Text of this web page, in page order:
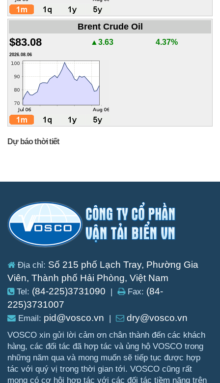
Brent Crude Oil
$83.08 ▲3.63 4.37%
2026.08.06
Dự báo thời tiết
Địa chỉ: Số 215 phố Lạch Tray, Phường Gia
Viên, Thành phố Hải Phòng, Việt Nam
Tel: (84-225)3731090 | Fax: (84-
225)3731007
Email: pid@vosco.vn | dry@vosco.vn
VOSCO xin gửi lời cảm ơn chân thành đến các khách
hàng, các đối tác đã hợp tác và ủng hộ VOSCO trong
những năm qua và mong muốn sẽ tiếp tục được hợp
tác với quý vị trong thời gian tới. VOSCO cũng rất
mong có cơ hội hợp tác với các đối tác tiềm năng trên